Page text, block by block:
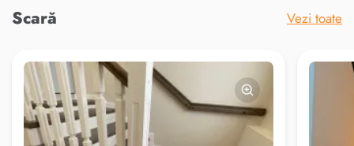
Scară Vezi toate